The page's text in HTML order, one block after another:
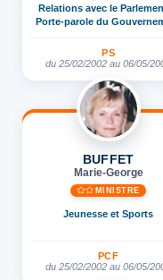
Relations avec le
Porte-parole du
PS
du 25/02/2002 au 06/05/
BUFFET
Marie-George
MINISTRE
Jeunesse et Sports
PCF
du 25/02/2002 au 06/05/